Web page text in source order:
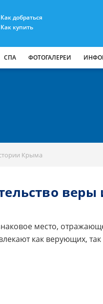
Как добраться
Как купить
СПА ФОТОГАЛЕРЕИ
Крыма
место,
как верующих,